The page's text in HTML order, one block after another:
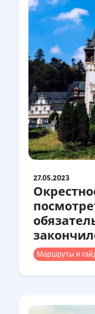
27.05.2023
Маршруты и